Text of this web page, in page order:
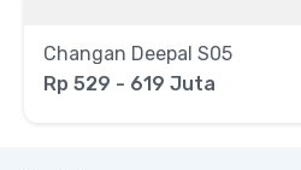
Changan Deepal S05
Rp 529 - 619 Juta